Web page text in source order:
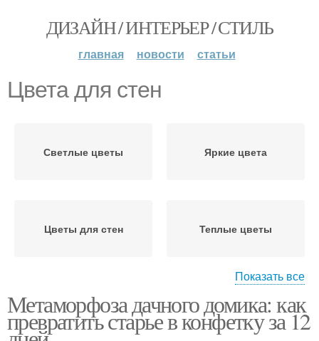
ДИЗАЙН / ИНТЕРЬЕР / СТИЛЬ
главная новости статьи
Цвета для стен
Светлые цветы Яркие цвета
Цветы для стен Теплые цветы
Цвета в интерьере Холодные цветы
Показать все
Метаморфоза дачного домика: как
превратить старье в конфетку за 12